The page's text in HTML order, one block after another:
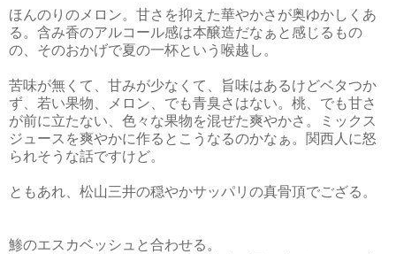
ほんのりのメロン。甘さを抑えた華やかさが奥ゆかしくあ
る。含み香のアルコール感は本醸造だなぁと感じるもの
の、そのおかげで夏の一杯という喉越し。
苦味が無くて、甘みが少なくて、旨味はあるけどベタつか
ず、若い果物、メロン、でも青臭さはない。桃、でも甘さ
が前に立たない、色々な果物を混ぜた爽やかさ。ミックス
ジュースを爽やかに作るとこうなるのかなぁ。関西人に怒
られそうな話ですけど。
ともあれ、松山三井の穏やかサッパリの真骨頂でござる。
鯵のエスカベッシュと合わせる。